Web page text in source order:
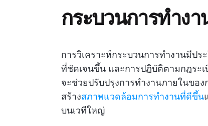
กระบวนการทำง
การวิเคราะห์กระบวนการทำงานมีป
ที่ชัดเจนขึ้น และการปฏิบัติตามกฎระเ
จะช่วยปรับปรุงการทำงานภายในขอ
สร้างสภาพแวดล้อมการทำงานที่ดีขึ้น
บนเวทีใหญ่